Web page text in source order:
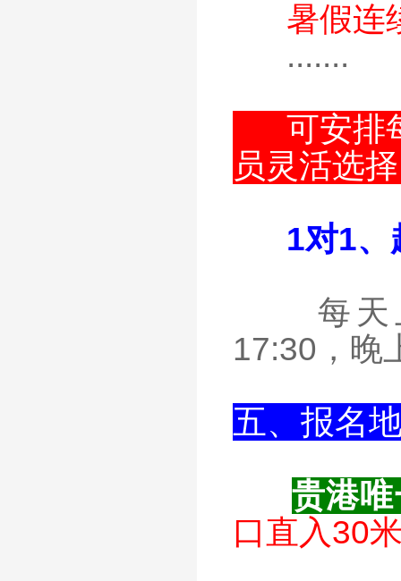
暑假连
.......
可安排
员灵活选
1对1、
每天上
17:30，晚
五、报名
贵港
口直入30